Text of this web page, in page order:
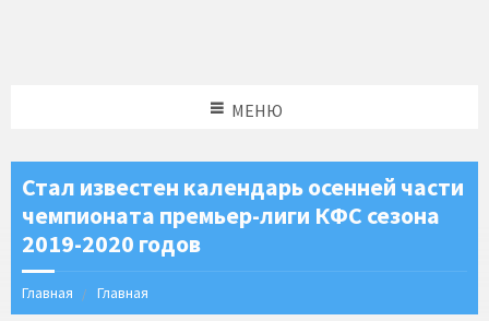
МЕНЮ
Стал известен календарь осенней части
чемпионата премьер-лиги КФС сезона
2019-2020 годов
Главная Главная